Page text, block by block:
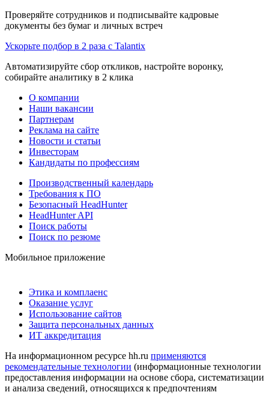
Проверяйте сотрудников и подписывайте кадровые
документы без бумаг и личных встреч
Ускорьте подбор в 2 раза с Talantix
Автоматизируйте сбор откликов, настройте воронку,
собирайте аналитику в 2 клика
О компании
Наши вакансии
Партнерам
Реклама на сайте
Новости и статьи
Инвесторам
Кандидаты по профессиям
Производственный календарь
Требования к ПО
Безопасный HeadHunter
HeadHunter API
Поиск работы
Поиск по резюме
Мобильное приложение
Этика и комплаенс
Оказание услуг
Использование сайтов
Защита персональных данных
ИТ аккредитация
На информационном ресурсе hh.ru применяются
рекомендательные технологии (информационные технологии
предоставления информации на основе сбора, систематизации
и анализа сведений, относящихся к предпочтениям